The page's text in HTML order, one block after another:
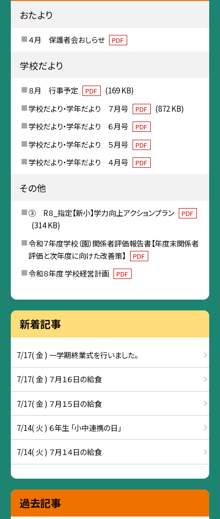
おたより
４月 保護者会おしらせ PDF
学校だより
８月 行事予定 PDF
(169 KB)
学校だより・学年だより ７月号
PDF
(872 KB)
学校だより・学年だより ６月号
PDF
学校だより・学年だより ５月号 PDF
学校だより・学年だより ４月号 PDF
その他
③ R８_指定【新小】学力向上アクションプラン PDF
(314 KB)
令和７年度学校（園）関係者評価報告書【年度末関係者
評価と次年度に向けた改善策】
PDF
令和８年度 学校経営計画 PDF
新着記事
7/17( 金 ) 一学期終業式を行いました。
7/17( 金 ) ７月１６日の給食
7/17( 金 ) ７月１５日の給食
7/14( 火 ) ６年生 「小中連携の日」
7/14( 火 ) ７月１４日の給食
過去記事